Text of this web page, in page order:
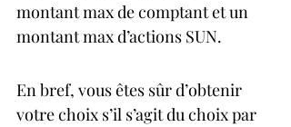
montant max de comptant et un
montant max d’actions SUN.
En bref, vous êtes sûr d’obtenir
votre choix s’il s’agit du choix par